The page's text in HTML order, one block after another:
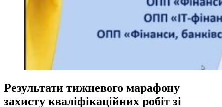
Результати тижневого марафону
захисту кваліфікаційних робіт зі